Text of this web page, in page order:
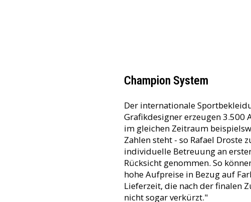
Champion System
Der internationale
Grafikdesigner erzeugen 3.500
im gleichen Zeitraum
Zahlen steht - so Rafael Droste
individuelle Betreuung an
Rücksicht genommen. So
hohe Aufpreise in Bezug auf
Lieferzeit, die nach der finalen
nicht sogar verkürzt."